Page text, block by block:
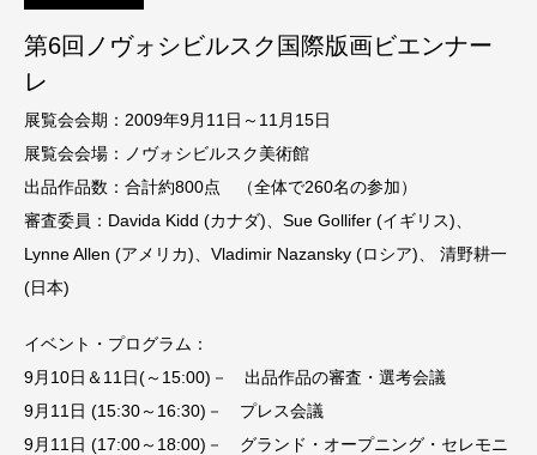
第6回ノヴォシビルスク国際版画ビエンナー
レ
展覧会会期：2009年9月11日～11月15日
展覧会会場：ノヴォシビルスク美術館
出品作品数：合計約800点 （全体で260名の参加）
審査委員：Davida Kidd (カナダ)、Sue Gollifer (イギリス)、
Lynne Allen (アメリカ)、Vladimir Nazansky (ロシア)、 清野耕一
(日本)
イベント・プログラム：
9月10日＆11日(～15:00)－ 出品作品の審査・選考会議
9月11日 (15:30～16:30)－ プレス会議
9月11日 (17:00～18:00)－ グランド・オープニング・セレモニ